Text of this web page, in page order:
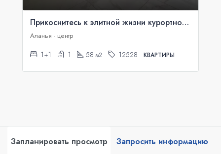
Прикоснитесь к элитной жизни курортной Алании
Аланья - центр
1+1 1 58 м2 12528 КВАРТИРЫ
Запланировать просмотр Запросить информацию